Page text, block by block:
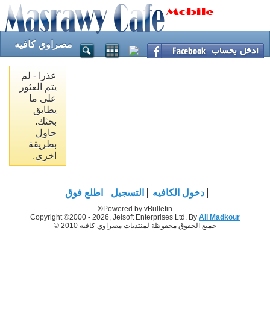
مصراوي كافيه
عذرا - لم
يتم العثور
على ما
يطابق
بحثك.
حاول
بطريقة
اخرى.
دخول الكافيه التسجيل اطلع فوق
Powered by vBulletin®
Copyright ©2000 - 2026, Jelsoft Enterprises Ltd. By Ali Madkour
جميع الحقوق محفوظة لمنتديات مصراوي كافيه 2010 ©